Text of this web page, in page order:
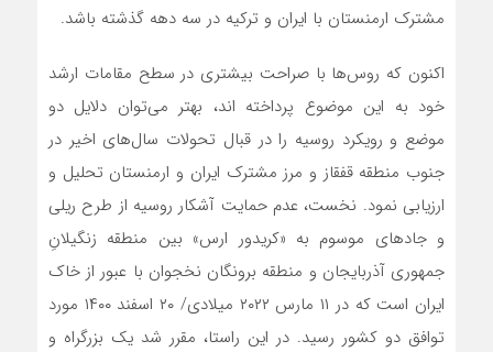
مشترک ارمنستان با ایران و ترکیه در سه دهه گذشته باشد.
اکنون که روس‌ها با صراحت بیشتری در سطح مقامات ارشد
خود به این موضوع پرداخته اند، بهتر‌ می‌توان دلایل دو
موضع و رویکرد روسیه را در قبال تحولات سال‌های اخیر در
جنوب منطقه قفقاز و مرز مشترک ایران و ارمنستان تحلیل و
ارزیابی نمود. نخست، عدم حمایت آشکار روسیه از طرح ریلی
و جاده­ای موسوم به «کریدور ارس» بین منطقه زنگیلانِ
جمهوری آذربایجان و منطقه برونگان نخجوان با عبور از خاک
ایران است که در ۱۱ مارس ۲۰۲۲ میلادی/ ۲۰ اسفند ۱۴۰۰ مورد
توافق دو کشور رسید. در این راستا، مقرر شد یک بزرگراه و